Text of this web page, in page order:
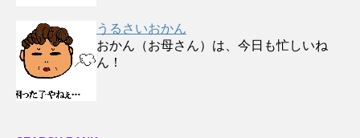
うるさいおかん
おかん（お母さん）は、今日も忙しいね
ん！